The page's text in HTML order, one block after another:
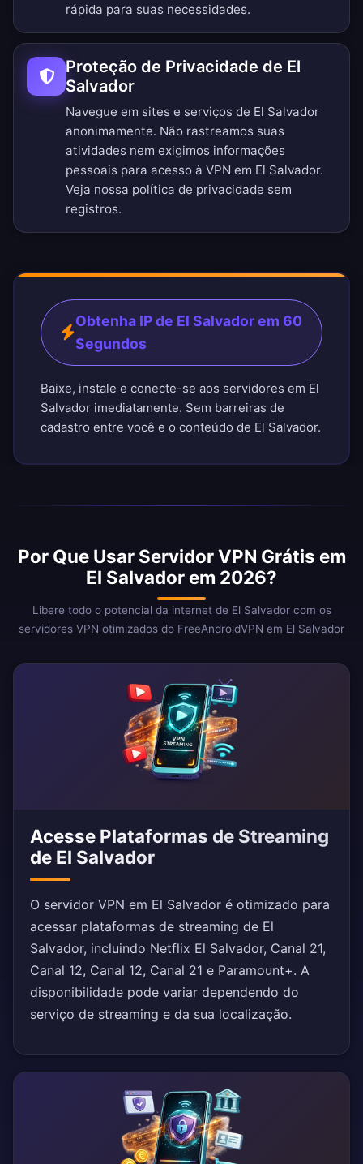
rápida para suas necessidades.
Proteção de Privacidade de El
Salvador
Navegue em sites e serviços de El Salvador
anonimamente. Não rastreamos suas
atividades nem exigimos informações
pessoais para acesso à VPN em El Salvador.
Veja nossa política de privacidade sem
registros.
Obtenha IP de El Salvador em 60
Segundos
Baixe, instale e conecte-se aos servidores em El
Salvador imediatamente. Sem barreiras de
cadastro entre você e o conteúdo de El Salvador.
Por Que Usar Servidor VPN Grátis em
El Salvador em 2026?
Libere todo o potencial da internet de El Salvador com os
servidores VPN otimizados do FreeAndroidVPN em El Salvador
Acesse Plataformas de Streaming
de El Salvador
O servidor VPN em El Salvador é otimizado para
acessar plataformas de streaming de El
Salvador, incluindo Netflix El Salvador, Canal 21,
Canal 12, Canal 12, Canal 21 e Paramount+. A
disponibilidade pode variar dependendo do
serviço de streaming e da sua localização.